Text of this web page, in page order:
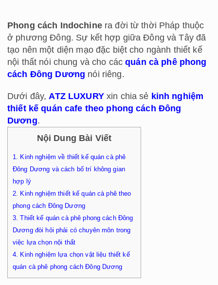
Phong cách Indochinera đời từ thời Pháp thuộc
ở phương Đông. Sự kết hợp giữa Đông và Tây đã
tạo nên một diện mạo đặc biệt cho ngành thiết kế
nội thất nói chung và cho cácquán cà phê phong
cách Đông Dương nói riêng.
Dưới đây, ATZ LUXURYxin chia sẻ kinh nghiệm
thiết kế quán cafe theo phong cách Đông
Dương.
Nội Dung Bài Viết
1. Kinh nghiệm về thiết kế quán cà phê
Đông Dương và cách bố trí không gian
hợp lý
2. Kinh nghiệm thiết kế quán cà phê theo
phong cách Đông Dương
3. Thiết kế quán cà phê phong cách Đông
Dương đòi hỏi phải có chuyên môn trong
việc lựa chọn nội thất
4. Kinh nghiệm lựa chọn vật liệu thiết kế
quán cà phê phong cách Đông Dương